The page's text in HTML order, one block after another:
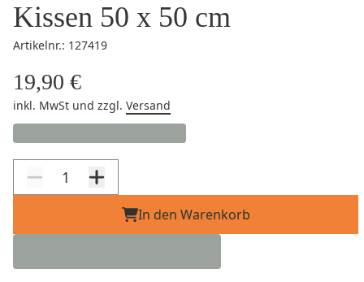
Kissen 50 x 50 cm
Artikelnr.: 127419
19,90 €
inkl. MwSt und zzgl. Versand
In den Warenkorb